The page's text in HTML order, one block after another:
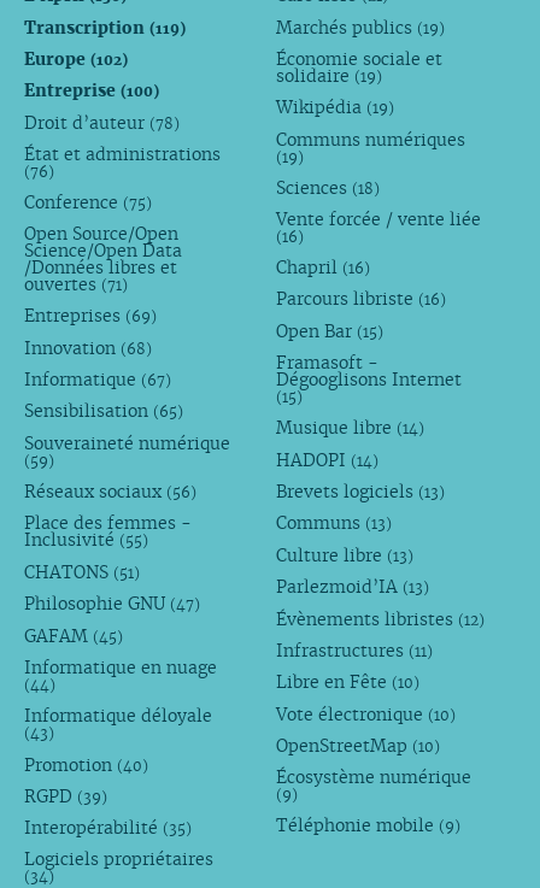
Transcription (119)
Europe (102)
Entreprise (100)
Droit d’auteur (78)
État et administrations
(76)
Conference (75)
Open Source/Open
Science/Open Data
/Données libres et
ouvertes (71)
Entreprises (69)
Innovation (68)
Informatique (67)
Sensibilisation (65)
Souveraineté numérique
(59)
Réseaux sociaux (56)
Place des femmes -
Inclusivité (55)
CHATONS (51)
Philosophie GNU (47)
GAFAM (45)
Informatique en nuage
(44)
Informatique déloyale
(43)
Promotion (40)
RGPD (39)
Interopérabilité (35)
Logiciels propriétaires
(34)
Marchés publics (19)
Économie sociale et
solidaire (19)
Wikipédia (19)
Communs numériques
(19)
Sciences (18)
Vente forcée / vente liée
(16)
Chapril (16)
Parcours libriste (16)
Open Bar (15)
Framasoft -
Dégooglisons Internet
(15)
Musique libre (14)
HADOPI (14)
Brevets logiciels (13)
Communs (13)
Culture libre (13)
Parlezmoid’IA (13)
Évènements libristes (12)
Infrastructures (11)
Libre en Fête (10)
Vote électronique (10)
OpenStreetMap (10)
Écosystème numérique
(9)
Téléphonie mobile (9)